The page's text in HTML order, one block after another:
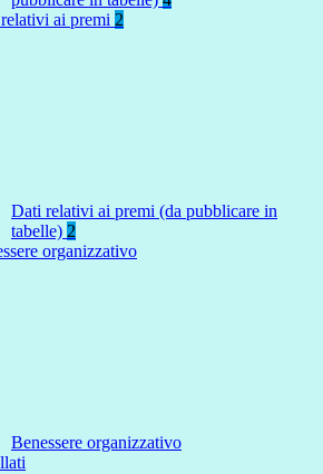
ai premi 2
Dati relativi ai premi (da pubblicare in
tabelle) 2
organizzativo
Benessere organizzativo